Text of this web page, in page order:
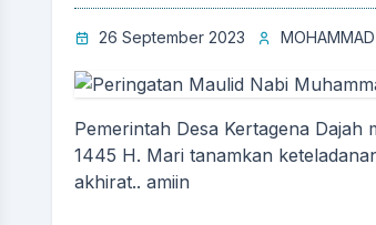
26 September 2023
Pemerintah Desa Kertagena
1445 H. Mari tanamkan
akhirat.. amiin